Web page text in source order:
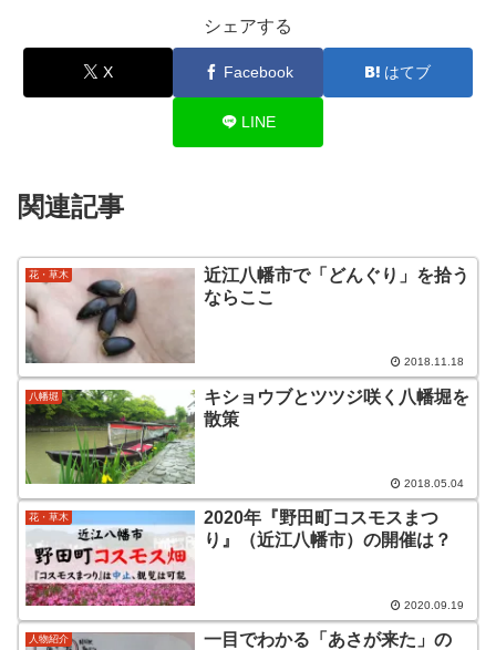
シェアする
X Facebook はてブ
LINE
関連記事
花・草木
近江八幡市で「どんぐり」を拾う
ならここ
2018.11.18
八幡堀
キショウブとツツジ咲く八幡堀を
散策
2018.05.04
花・草木
2020年『野田町コスモスまつ
り』（近江八幡市）の開催は？
2020.09.19
人物紹介
一目でわかる「あさが来た」の